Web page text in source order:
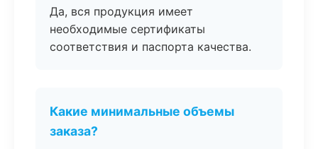
Да, вся продукция имеет
необходимые сертификаты
соответствия и паспорта качества.
Какие минимальные объемы
заказа?